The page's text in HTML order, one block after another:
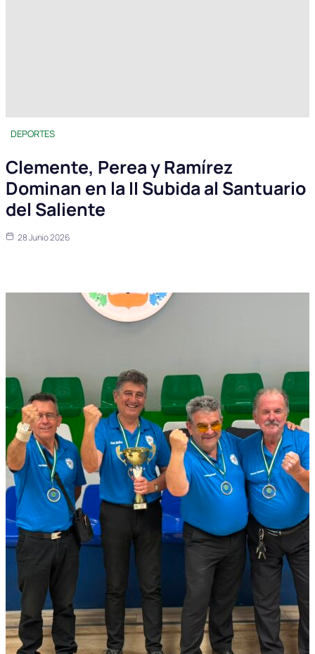
DEPORTES
Clemente, Perea y Ramírez
Dominan en la II Subida al Santuario
del Saliente
28 Junio 2026